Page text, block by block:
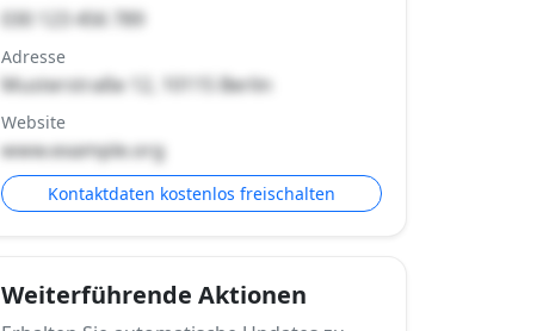
030 123 456 789
Adresse
Musterstraße 12, 10115 Berlin
Website
www.example.org
Kontaktdaten kostenlos freischalten
Weiterführende Aktionen